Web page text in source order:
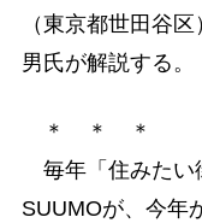
（東京都世田谷
男氏が解説する。
＊ ＊ ＊
毎年「住みたい
SUUMOが、今年